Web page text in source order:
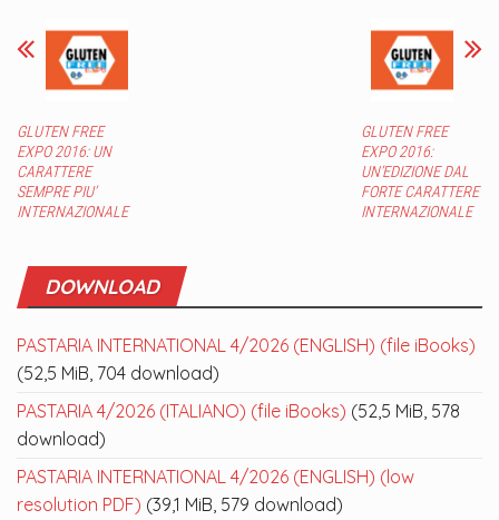
GLUTEN FREE
EXPO 2016: UN
CARATTERE
SEMPRE PIU’
INTERNAZIONALE
GLUTEN FREE
EXPO 2016:
UN’EDIZIONE DAL
FORTE CARATTERE
INTERNAZIONALE
DOWNLOAD
PASTARIA INTERNATIONAL 4/2026 (ENGLISH) (file iBooks)
(52,5 MiB, 704 download)
PASTARIA 4/2026 (ITALIANO) (file iBooks) (52,5 MiB, 578
download)
PASTARIA INTERNATIONAL 4/2026 (ENGLISH) (low
resolution PDF) (39,1 MiB, 579 download)